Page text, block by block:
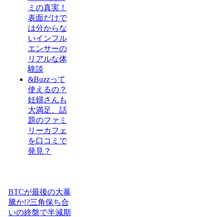
ミの真実！
表面だけで
は分からな
いインフル
エンサーの
リアルな体
験談
&Buzzって
使えるの？
妊婦さんも
大満足、話
題のファミ
リーカフェ
を口コミで
発見？
BTCが最後の大暴
騰か!?三角保ち合
いの終盤で半減期